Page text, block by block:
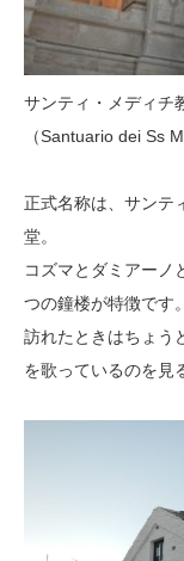
サンティ・メディチ
（Santuario dei Ss
正式名称は、サンテ
堂。
コズマとダミアーノ
つの鐘楼が特徴です。
訪れたときはちょう
を歌っているのを見